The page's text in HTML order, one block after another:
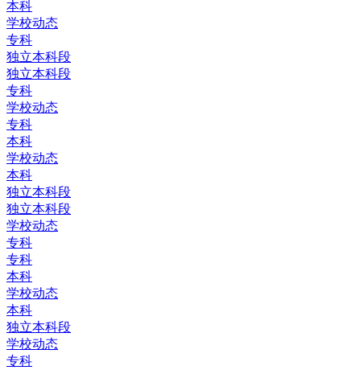
本科
学校动态
专科
独立本科段
独立本科段
专科
学校动态
专科
本科
学校动态
本科
独立本科段
独立本科段
学校动态
专科
专科
本科
学校动态
本科
独立本科段
学校动态
专科